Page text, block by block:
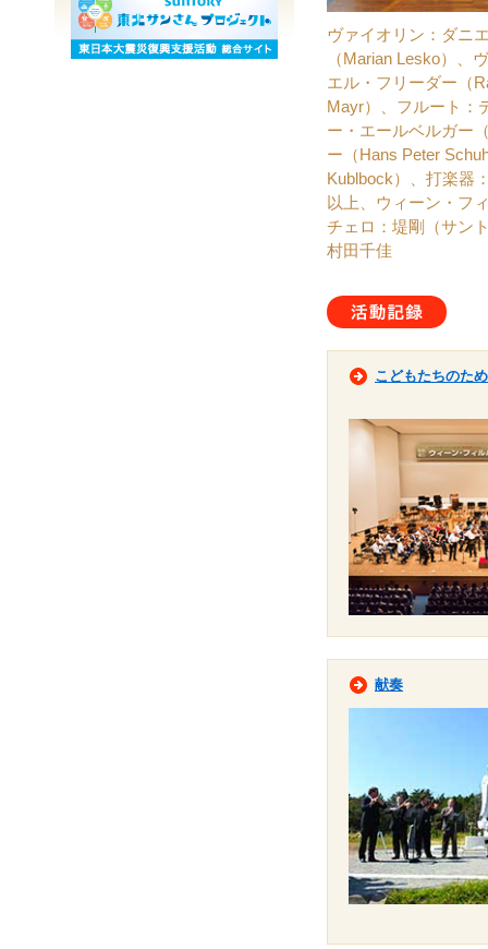
ヴァイオリン：ダニ
（Marian Lesko）、
エル・フリーダー（
Mayr）、フルート：
ー・エールベルガー
ー（Hans Peter
Kublbock）、打楽器
以上、ウィーン・フ
チェロ：堤剛（サン
村田千佳
こどもたちのた
献奏